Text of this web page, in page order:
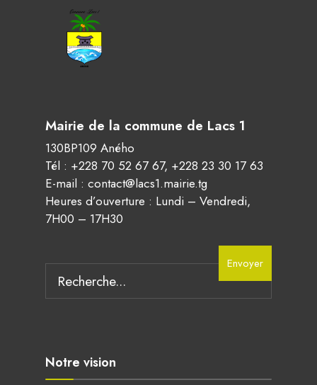
Mairie de la commune de Lacs 1
130BP109 Aného
Tél : +228 70 52 67 67, +228 23 30 17 63
E-mail : contact@lacs1.mairie.tg
Heures d’ouverture : Lundi – Vendredi,
7H00 – 17H30
Envoyer
Notre vision